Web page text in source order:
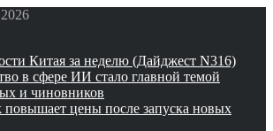
Китая за неделю (Дайджест N316)
в сфере ИИ стало главной темой
и чиновников
цены после запуска новых